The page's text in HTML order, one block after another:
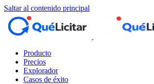
Saltar al contenido principal
Producto
Precios
Explorador
Casos de éxito